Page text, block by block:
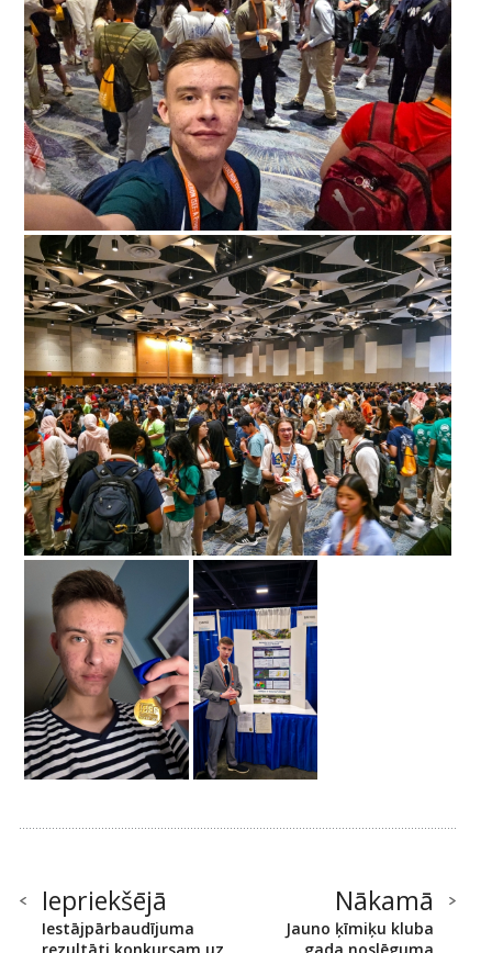
Iepriekšējā
Iestājpārbaudījuma
Nākamā
Jauno ķīmiķu kluba